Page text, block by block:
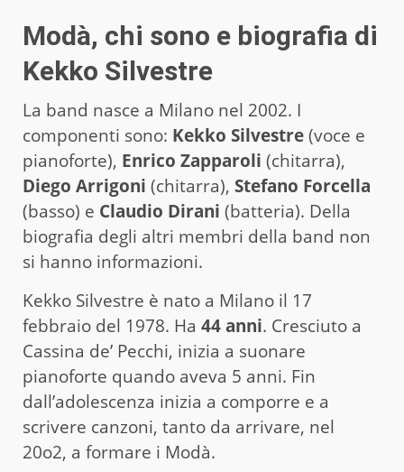
Modà, chi sono e biografia di
Kekko Silvestre
La band nasce a Milano nel 2002. I
componenti sono: Kekko Silvestre(voce e
pianoforte), Enrico Zapparoli (chitarra),
Diego Arrigoni (chitarra), Stefano Forcella
(basso) e Claudio Dirani (batteria). Della
biografia degli altri membri della band non
si hanno informazioni.
Kekko Silvestre è nato a Milano il 17
febbraio del 1978. Ha 44 anni. Cresciuto a
Cassina de’ Pecchi, inizia a suonare
pianoforte quando aveva 5 anni. Fin
dall’adolescenza inizia a comporre e a
scrivere canzoni, tanto da arrivare, nel
20o2, a formare i Modà.